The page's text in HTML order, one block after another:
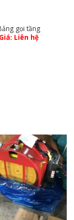
gọi tầng
Giá: Liên hệ